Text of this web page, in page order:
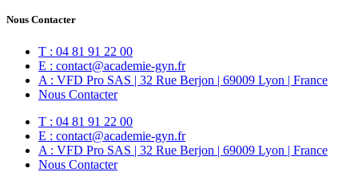
Nous Contacter
T : 04 81 91 22 00
E : contact@academie-gyn.fr
A : VFD Pro SAS | 32 Rue Berjon | 69009 Lyon | France
Nous Contacter
T : 04 81 91 22 00
E : contact@academie-gyn.fr
A : VFD Pro SAS | 32 Rue Berjon | 69009 Lyon | France
Nous Contacter